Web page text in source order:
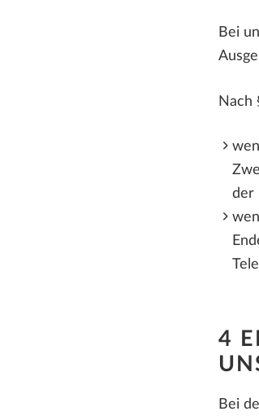
Bei
Nach
der
4
Bei